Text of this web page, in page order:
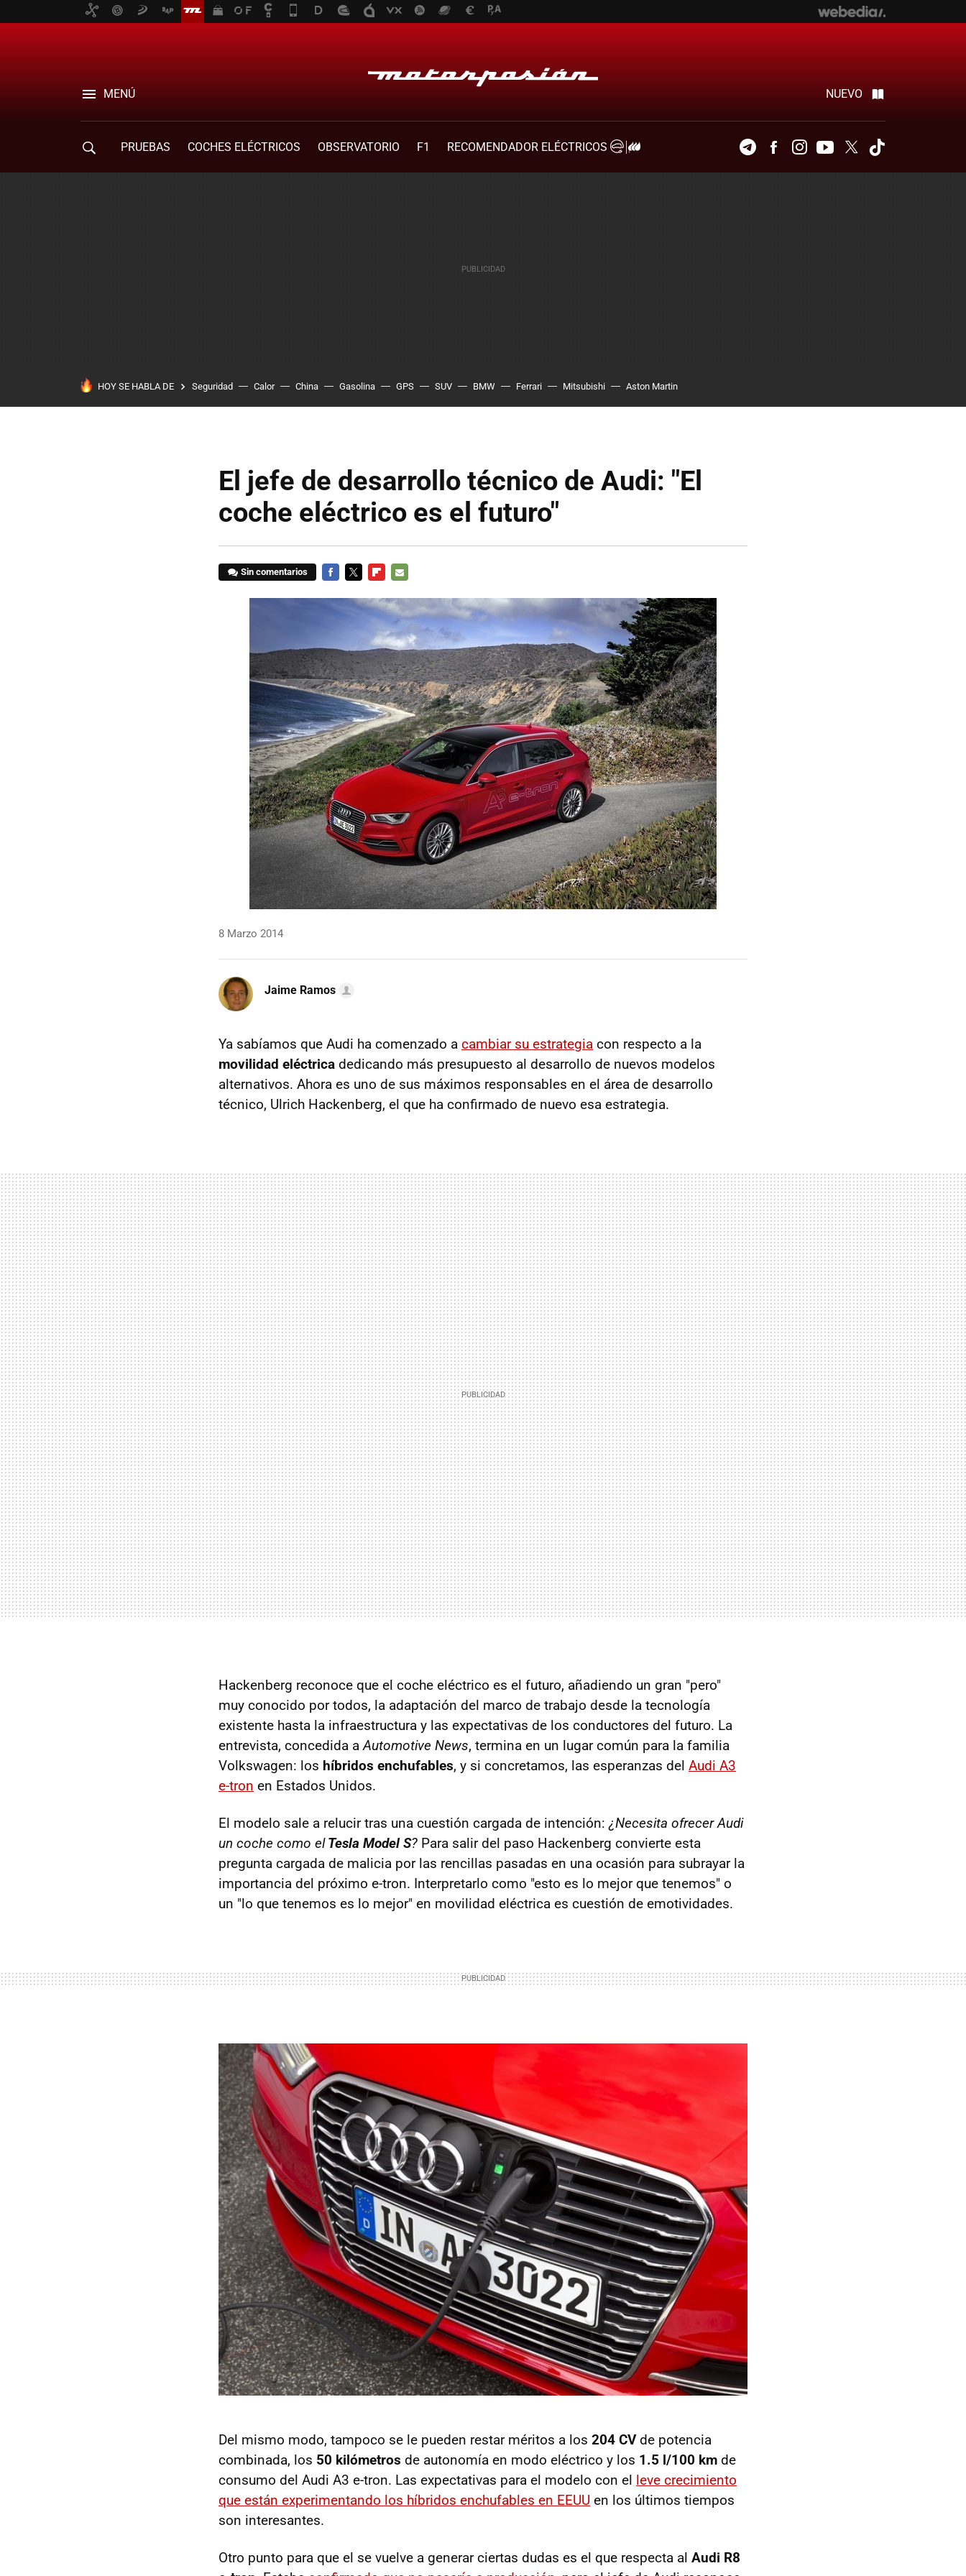
MENÚ NUEVO
PRUEBAS COCHES ELÉCTRICOS OBSERVATORIO F1
RECOMENDADOR ELÉCTRICOS
TelegramFacebookInstagramYoutubeTwitter
HOY SE HABLA DE Seguridad Calor China Gasolina GPS SUV BMW Ferrari Mitsubishi Aston Martin
El jefe de desarrollo técnico de Audi: "El
coche eléctrico es el futuro"
Sin comentarios
MAIL
8 Marzo 2014
Jaime Ramos
Ya sabíamos que Audi ha comenzado a cambiar su estrategia con respecto a la
movilidad eléctrica dedicando más presupuesto al desarrollo de nuevos modelos
alternativos. Ahora es uno de sus máximos responsables en el área de desarrollo
técnico, Ulrich Hackenberg, el que ha confirmado de nuevo esa estrategia.
Hackenberg reconoce que el coche eléctrico es el futuro, añadiendo un gran "pero"
muy conocido por todos, la adaptación del marco de trabajo desde la tecnología
existente hasta la infraestructura y las expectativas de los conductores del futuro. La
entrevista, concedida aAutomotive News, termina en un lugar común para la familia
Volkswagen: los híbridos enchufables, y si concretamos, las esperanzas del Audi A3
e-tron en Estados Unidos.
El modelo sale a relucir tras una cuestión cargada de intención:¿Necesita ofrecer Audi
un coche como elTesla Model S? Para salir del paso Hackenberg convierte esta
pregunta cargada de malicia por las rencillas pasadas en una ocasión para subrayar la
importancia del próximo e-tron. Interpretarlo como "esto es lo mejor que tenemos" o
un "lo que tenemos es lo mejor" en movilidad eléctrica es cuestión de emotividades.
Del mismo modo, tampoco se le pueden restar méritos a los 204 CVde potencia
combinada, los 50 kilómetros de autonomía en modo eléctrico y los 1.5 l/100 km de
consumo del Audi A3 e-tron. Las expectativas para el modelo con el leve crecimiento
que están experimentando los híbridos enchufables en EEUU en los últimos tiempos
son interesantes.
Otro punto para que el se vuelve a generar ciertas dudas es el que respecta al Audi R8